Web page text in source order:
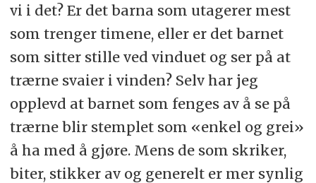
vi i det? Er det barna som utagerer mest
som trenger timene, eller er det barnet
som sitter stille ved vinduet og ser på at
trærne svaier i vinden? Selv har jeg
opplevd at barnet som fenges av å se på
trærne blir stemplet som «enkel og grei»
å ha med å gjøre. Mens de som skriker,
biter, stikker av og generelt er mer synlig